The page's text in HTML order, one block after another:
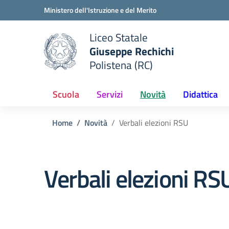
Vai ai contenuti
Vai al menu di navigazioneMinistero dell'Istruzione e del Merito
scuola
Liceo Statale
Giuseppe Rechichi
Polistena (RC)
Scuola Servizi Novità Didattica
Home Novità Verbali elezioni RSU
Verbali elezioni